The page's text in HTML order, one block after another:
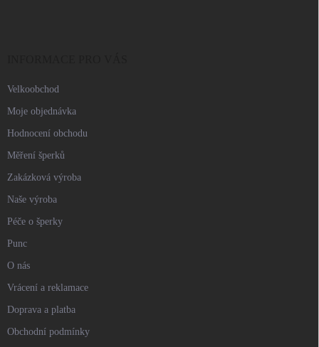
Velkoobchod
Moje objednávka
Hodnocení obchodu
Měření šperků
Zakázková výroba
Naše výroba
Péče o šperky
Punc
O nás
Vrácení a reklamace
Doprava a platba
Obchodní podmínky